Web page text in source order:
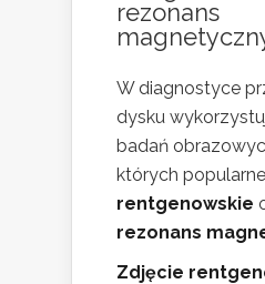
rezonans
W diagnostyce
dysku
badań
których
rentgenowskie
rezonans
Zdjęcie